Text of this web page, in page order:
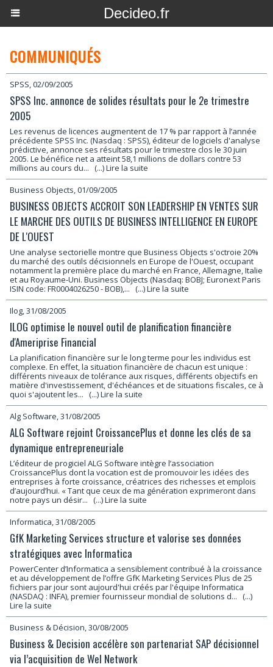
Decideo.fr
COMMUNIQUÉS
SPSS, 02/09/2005
SPSS Inc. annonce de solides résultats pour le 2e trimestre
2005
Les revenus de licences augmentent de 17 % par rapport à l’année
précédente SPSS Inc. (Nasdaq : SPSS), éditeur de logiciels d'analyse
prédictive, annonce ses résultats pour le trimestre clos le 30 juin
2005. Le bénéfice net a atteint 58,1 millions de dollars contre 53
millions au cours du... (...) Lire la suite
Business Objects, 01/09/2005
BUSINESS OBJECTS ACCROIT SON LEADERSHIP EN VENTES SUR
LE MARCHE DES OUTILS DE BUSINESS INTELLIGENCE EN EUROPE
DE L'OUEST
Une analyse sectorielle montre que Business Objects s'octroie 20%
du marché des outils décisionnels en Europe de l'Ouest, occupant
notamment la première place du marché en France, Allemagne, Italie
et au Royaume-Uni. Business Objects (Nasdaq: BOBJ; Euronext Paris
ISIN code: FR0004026250 - BOB),... (...) Lire la suite
Ilog, 31/08/2005
ILOG optimise le nouvel outil de planification financière
d'Ameriprise Financial
La planification financière sur le long terme pour les individus est
complexe. En effet, la situation financière de chacun est unique :
différents niveaux de tolérance aux risques, différents objectifs en
matière d'investissement, d'échéances et de situations fiscales, ce à
quoi s'ajoutent les... (...) Lire la suite
Alg Software, 31/08/2005
ALG Software rejoint CroissancePlus et donne les clés de sa
dynamique entrepreneuriale
L’éditeur de progiciel ALG Software intègre l’association
CroissancePlus dont la vocation est de promouvoir les idées des
entreprises à forte croissance, créatrices des richesses et emplois
d’aujourd’hui. « Tant que ceux de ma génération exprimeront dans
notre pays un désir... (...) Lire la suite
Informatica, 31/08/2005
GfK Marketing Services structure et valorise ses données
stratégiques avec Informatica
PowerCenter d’Informatica a sensiblement contribué à la croissance
et au développement de l’offre GfK Marketing Services Plus de 25
fichiers par jour sont aujourd'hui créés par l'équipe Informatica
(NASDAQ : INFA), premier fournisseur mondial de solutions d... (...)
Lire la suite
Business & Décision, 30/08/2005
Business & Decision accélère son partenariat SAP décisionnel
via l’acquisition de Wel Network